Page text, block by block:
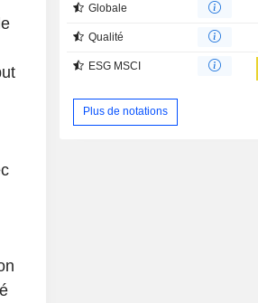
Globale
Qualité
ESG MSCI
Plus de notations